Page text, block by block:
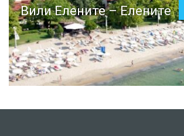
Вили Елените – Елените